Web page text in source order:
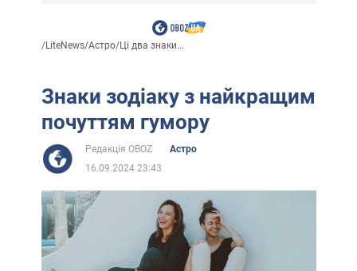
/LiteNews/Астро/Ці два знаки...
Знаки зодіаку з найкращим
почуттям гумору
Редакція OBOZ
Астро
16.09.2024 23:43